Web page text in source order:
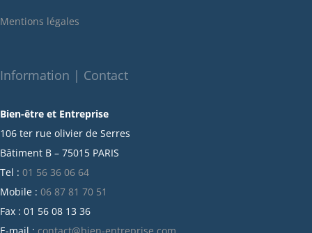
décembre 2021
octobre 2021
juillet 2021
juin 2021
mai 2021
avril 2021
mars 2021
février 2021
Mentions légales
Information | Contact
Bien-être et Entreprise
106 ter rue olivier de Serres
Bâtiment B – 75015 PARIS
Tel : 01 56 36 06 64
Mobile : 06 87 81 70 51
Fax : 01 56 08 13 36